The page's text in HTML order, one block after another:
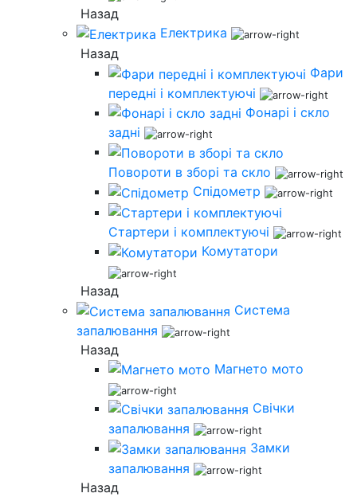
Назад
Електрика
Назад
Фари
передні і комплектуючі
Фонарі і скло
задні
Повороти в зборі та скло
Спідометр
Стартери і комплектуючі
Комутатори
Назад
Система
запалювання
Назад
Магнето мото
Свічки
запалювання
Замки
запалювання
Назад